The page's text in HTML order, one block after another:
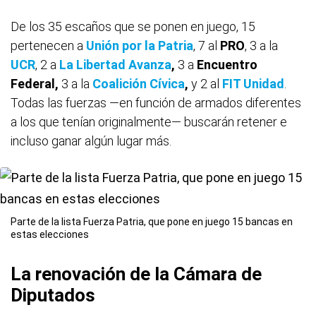
De los 35 escaños que se ponen en juego, 15
pertenecen a Unión por la Patria, 7 al PRO, 3 a la
UCR, 2 a La Libertad Avanza, 3 a Encuentro
Federal, 3 a la Coalición Cívica, y 2 al FIT Unidad
Todas las fuerzas —en función de armados diferentes
a los que tenían originalmente— buscarán retener e
incluso ganar algún lugar más.
Parte de la lista Fuerza Patria, que pone en juego 15 bancas en
estas elecciones
La renovación de la Cámara de
Diputados